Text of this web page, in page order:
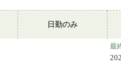
日勤のみ
最